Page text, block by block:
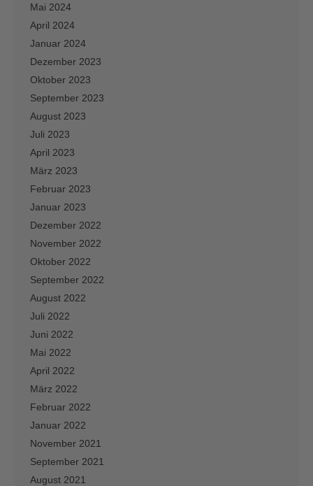
Mai 2024
April 2024
Januar 2024
Dezember 2023
Oktober 2023
September 2023
August 2023
Juli 2023
April 2023
März 2023
Februar 2023
Januar 2023
Dezember 2022
November 2022
Oktober 2022
September 2022
August 2022
Juli 2022
Juni 2022
Mai 2022
April 2022
März 2022
Februar 2022
Januar 2022
November 2021
September 2021
August 2021